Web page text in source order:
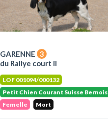
GARENNE 3
du Rallye court il
LOF 001094/000132
Petit Chien Courant Suisse Bernois
Femelle
Mort